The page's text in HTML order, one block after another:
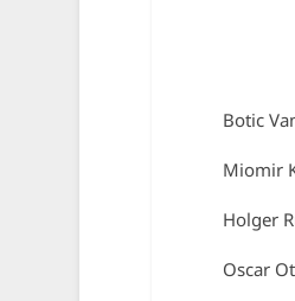
Botic
Miomir
Holger
Oscar